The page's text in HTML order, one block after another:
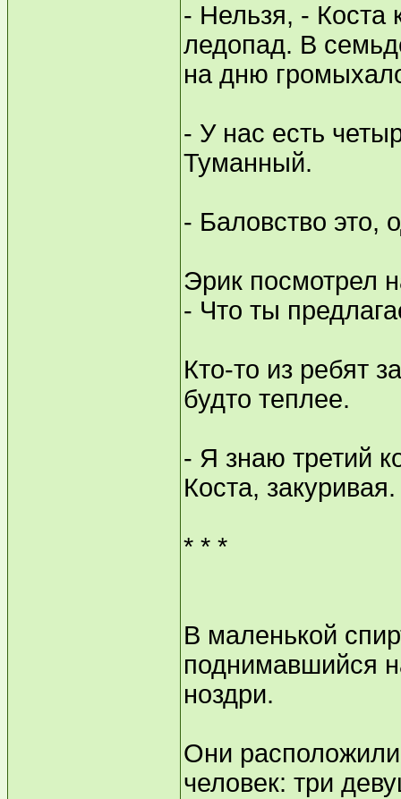
- Нельзя, - Коста
ледопад. В
на дню
- У нас есть
Туманный.
- Баловство это,
Эрик посмотрел
- Что ты
Кто-то из ребят
будто теплее.
- Я знаю третий
Коста,
* * *
В маленькой
поднимавшийся
ноздри.
Они
человек: три